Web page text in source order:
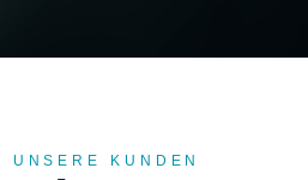
UNSERE KUNDEN